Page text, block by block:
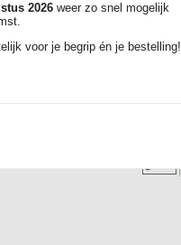
2026weer zo snel mogelijk
voor je begrip én je bestelling!